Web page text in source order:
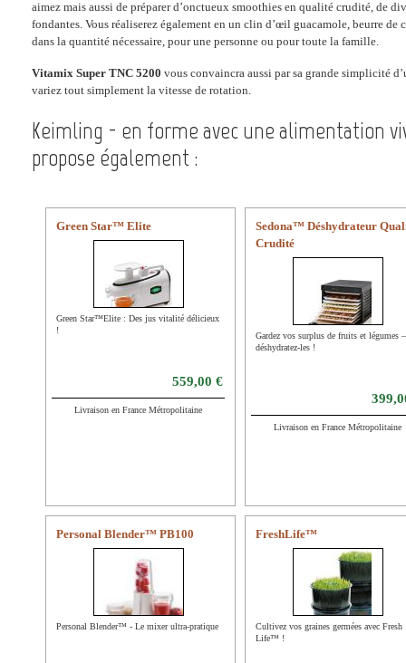
aimez mais aussi de préparer d’onctueux smoothies en qualité crudité, de
fondantes. Vous réaliserez également en un clin d’œil guacamole, beurre
dans la quantité nécessaire, pour une personne ou pour toute la famille.
Vitamix Super TNC 5200 vous convaincra aussi par sa grande simplicité
variez tout simplement la vitesse de rotation.
Keimling - en forme avec une alimentation
propose également :
Green Star™ Elite
Green Star™Elite : Des jus vitalité délicieux
!
559,00 €
Livraison en France Métropolitaine
Sedona™ Déshydrateur
Crudité
Gardez vos surplus de fruits et légumes –
déshydratez-les !
Livraison en France Métropolitaine
Personal Blender™ PB100
Personal Blender™ - Le mixer ultra-pratique !
FreshLife™
Cultivez vos graines germées avec Fresh
Life™ !